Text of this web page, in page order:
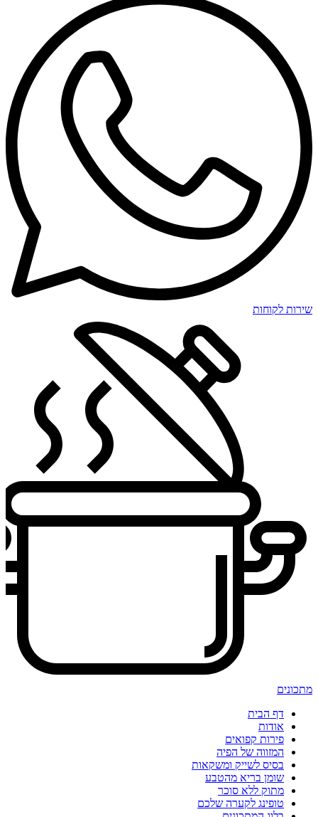
שירות לקוחות
מתכונים
דף הבית
אודות
פירות קפואים
המזווה של הפיה
בסיס לשייק ומשקאות
שומן בריא מהטבע
מתוק ללא סוכר
טופינג לקערה שלכם